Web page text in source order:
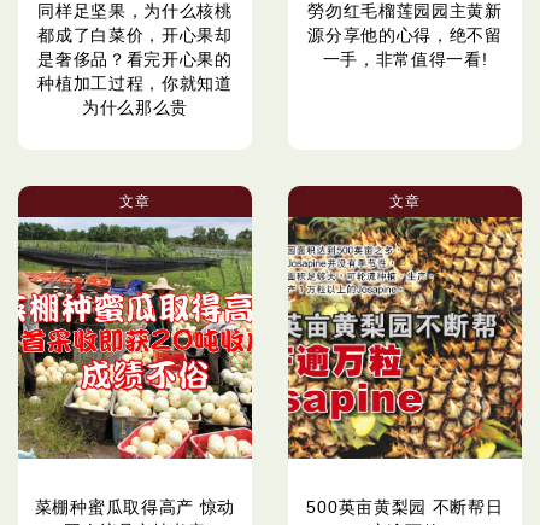
同样足坚果，为什么核桃
都成了白菜价，开心果却
是奢侈品？看完开心果的
种植加工过程，你就知道
为什么那么贵
勞勿红毛榴莲园园主黄新
源分享他的心得，绝不留
一手，非常值得一看!
文章
菜棚种蜜瓜取得高产 惊动
文章
500英亩黄梨园 不断帮日